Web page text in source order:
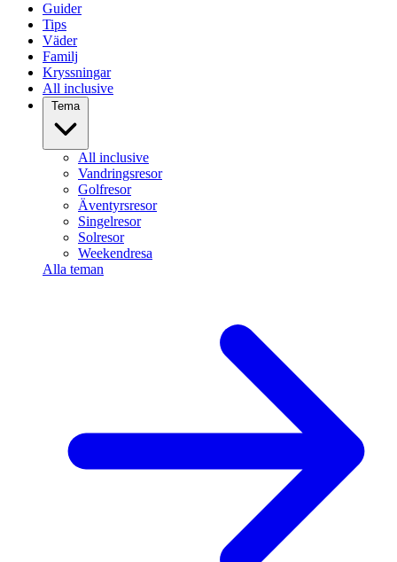
Guider
Tips
Väder
Familj
Kryssningar
All inclusive
Tema
All inclusive
Vandringsresor
Golfresor
Äventyrsresor
Singelresor
Solresor
Weekendresa
Alla teman